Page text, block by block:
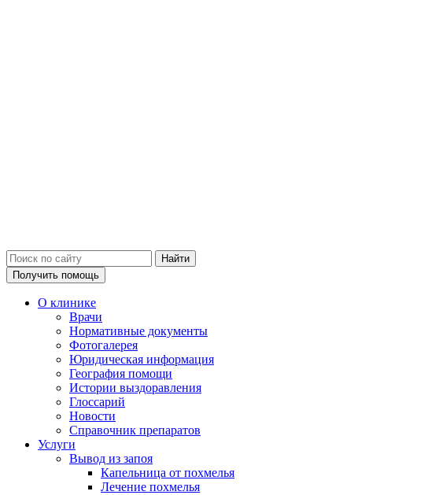
Получить помощь
О клинике
Врачи
Нормативные документы
Фотогалерея
Юридическая информация
География помощи
Истории выздоравления
Глоссарий
Новости
Справочник препаратов
Услуги
Вывод из запоя
Капельница от похмелья
Лечение похмелья